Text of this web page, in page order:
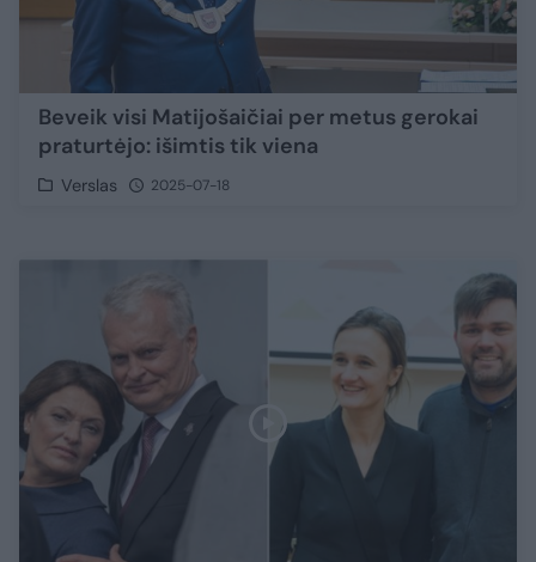
Beveik visi Matijošaičiai per metus gerokai
praturtėjo: išimtis tik viena
Verslas 2025-07-18